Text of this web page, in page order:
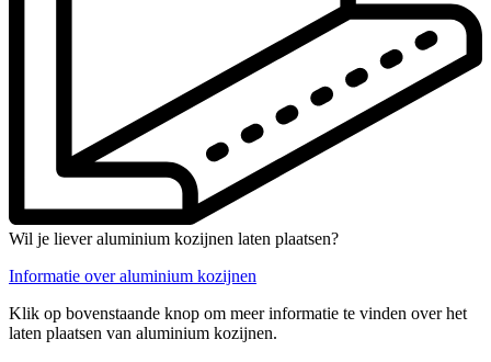
Wil je liever aluminium kozijnen laten plaatsen?
Informatie over aluminium kozijnen
Klik op bovenstaande knop om meer informatie te vinden over het
laten plaatsen van aluminium kozijnen.